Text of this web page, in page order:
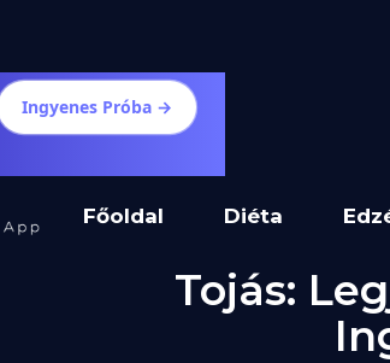
Főoldal Diéta
Ingyenes Próba →
Tojás: